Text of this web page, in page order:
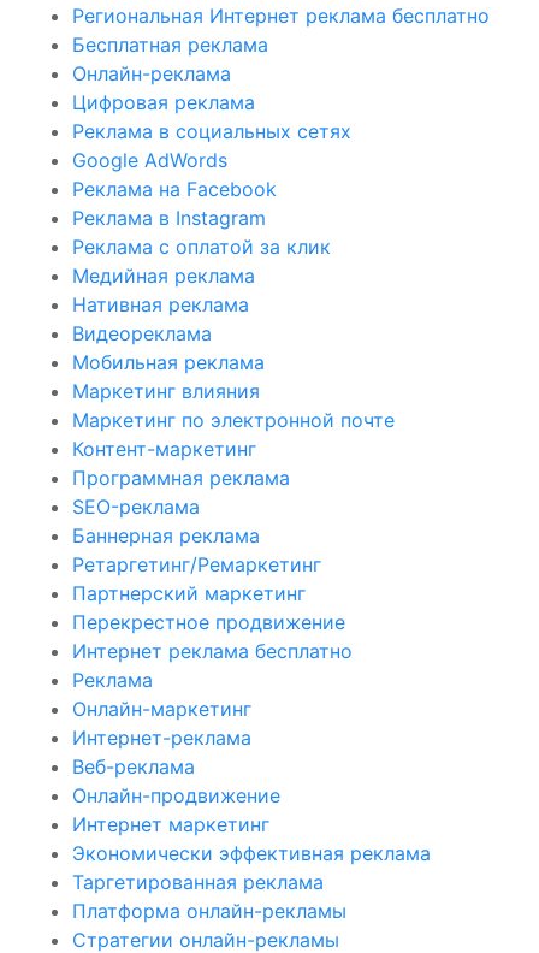
Региональная Интернет реклама бесплатно
Бесплатная реклама
Онлайн-реклама
Цифровая реклама
Реклама в социальных сетях
Google AdWords
Реклама на Facebook
Реклама в Instagram
Реклама с оплатой за клик
Медийная реклама
Нативная реклама
Видеореклама
Мобильная реклама
Маркетинг влияния
Маркетинг по электронной почте
Контент-маркетинг
Программная реклама
SEO-реклама
Баннерная реклама
Ретаргетинг/Ремаркетинг
Партнерский маркетинг
Перекрестное продвижение
Интернет реклама бесплатно
Реклама
Онлайн-маркетинг
Интернет-реклама
Веб-реклама
Онлайн-продвижение
Интернет маркетинг
Экономически эффективная реклама
Таргетированная реклама
Платформа онлайн-рекламы
Стратегии онлайн-рекламы